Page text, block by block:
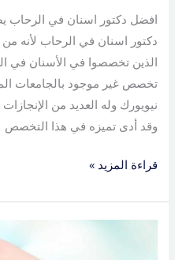
افضل دكتور اسنان في الرحاب
دكتور اسنان في الرحاب لأنه من
الذين تخصصوا في الأسنان في
تخصص غير موجود بالجامعات
نيويورك وله العديد من
وقد أدى تميزه في هذا التخصص
قراءة المزيد »